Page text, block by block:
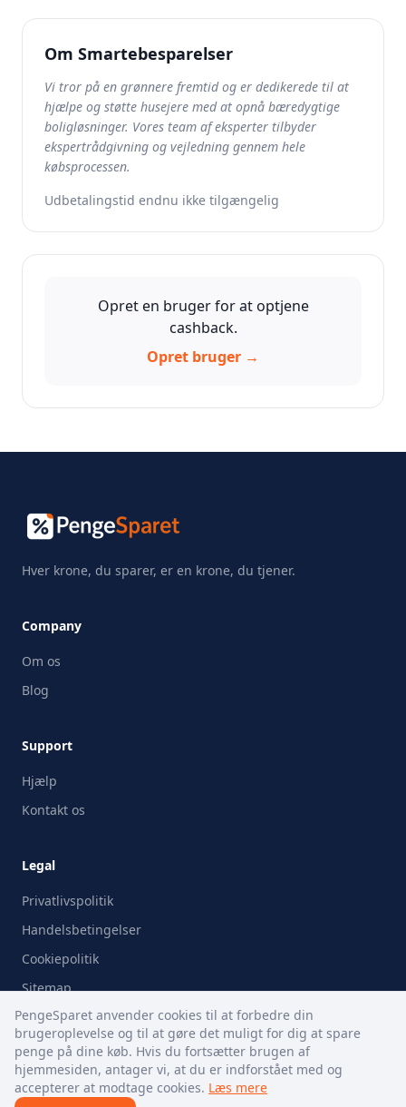
Om Smartebesparelser
Vi tror på en grønnere fremtid og er dedikerede til at
hjælpe og støtte husejere med at opnå bæredygtige
boligløsninger. Vores team af eksperter tilbyder
ekspertrådgivning og vejledning gennem hele
købsprocessen.
Udbetalingstid endnu ikke tilgængelig
Opret en bruger for at optjene
cashback.
Opret bruger →
Hver krone, du sparer, er en krone, du tjener.
Company
Om os
Blog
Support
Hjælp
Kontakt os
Legal
Privatlivspolitik
Handelsbetingelser
Cookiepolitik
Sitemap
© 2009-2026PengeSparet.dk. All rights reserved.
PengeSparet anvender cookies til at forbedre din
brugeroplevelse og til at gøre det muligt for dig at spare
penge på dine køb. Hvis du fortsætter brugen af
hjemmesiden, antager vi, at du er indforstået med og
accepterer at modtage cookies. Læs mere